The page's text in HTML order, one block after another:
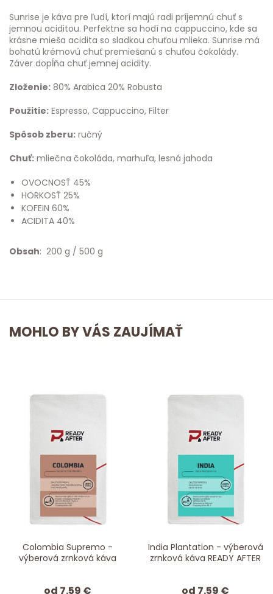
Sunrise je káva pre ľudí, ktorí majú radi príjemnú chuť s
jemnou aciditou. Perfektne sa hodí na cappuccino, kde sa
krásne mieša acidita so sladkou chuťou mlieka. Sunrise má
bohatú krémovú chuť premiešanú s chuťou čokolády.
Záver dopĺňa chuť jemnej acidity.
Zloženie: 80% Arabica 20% Robusta
Použitie: Espresso, Cappuccino, Filter
Spôsob zberu: ručný
Chuť: mliečna čokoláda, marhuľa, lesná jahoda
OVOCNOSŤ 45%
HORKOSŤ 25%
KOFEIN 60%
ACIDITA 40%
Obsah: 200 g / 500 g
MOHLO BY VÁS ZAUJÍMAŤ
Colombia Supremo -
výberová zrnková káva
od 7.59 €
India Plantation - výberová
zrnková káva READY AFTER
od 7.59 €